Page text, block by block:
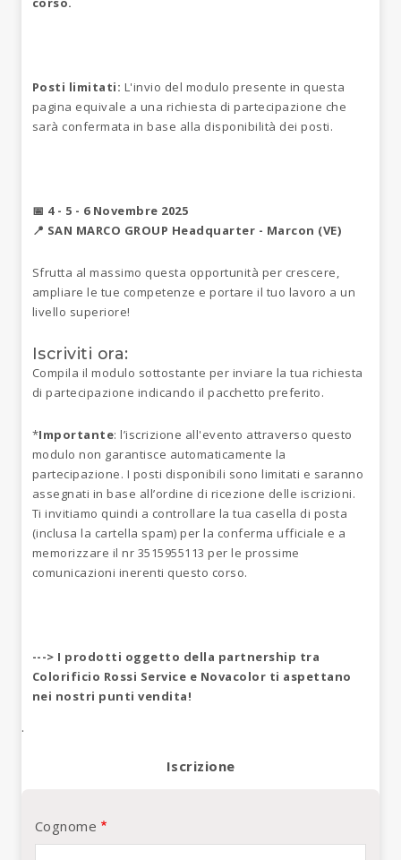
Posti limitati: L'invio del modulo presente in questa
pagina equivale a una richiesta di partecipazione che
sarà confermata in base alla disponibilità dei posti.
📅 4 - 5 - 6 Novembre 2025
📍 SAN MARCO GROUP Headquarter - Marcon (VE)
Sfrutta al massimo questa opportunità per crescere,
ampliare le tue competenze e portare il tuo lavoro a un
livello superiore!
Iscriviti ora:
Compila il modulo sottostante per inviare la tua richiesta
di partecipazione indicando il pacchetto preferito.
*Importante: l’iscrizione all'evento attraverso questo
modulo non garantisce automaticamente la
partecipazione. I posti disponibili sono limitati e saranno
assegnati in base all’ordine di ricezione delle iscrizioni.
Ti invitiamo quindi a controllare la tua casella di posta
(inclusa la cartella spam) per la conferma ufficiale e a
memorizzare il nr 3515955113 per le prossime
comunicazioni inerenti questo corso.
---> I prodotti oggetto della partnership tra
Colorificio Rossi Service e Novacolor ti aspettano
nei nostri punti vendita!
.
Iscrizione
Cognome